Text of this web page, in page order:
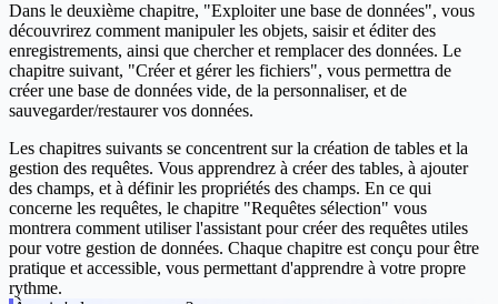
Dans le deuxième chapitre, "Exploiter une base de données", vous
découvrirez comment manipuler les objets, saisir et éditer des
enregistrements, ainsi que chercher et remplacer des données. Le
chapitre suivant, "Créer et gérer les fichiers", vous permettra de
créer une base de données vide, de la personnaliser, et de
sauvegarder/restaurer vos données.
Les chapitres suivants se concentrent sur la création de tables et la
gestion des requêtes. Vous apprendrez à créer des tables, à ajouter
des champs, et à définir les propriétés des champs. En ce qui
concerne les requêtes, le chapitre "Requêtes sélection" vous
montrera comment utiliser l'assistant pour créer des requêtes utiles
pour votre gestion de données. Chaque chapitre est conçu pour être
pratique et accessible, vous permettant d'apprendre à votre propre
rythme.